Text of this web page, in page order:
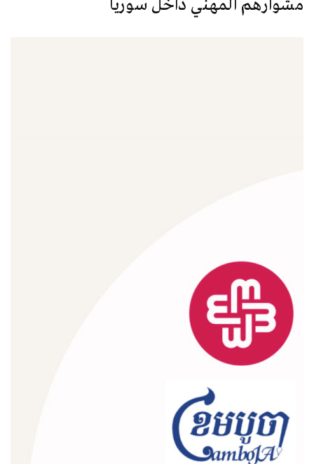
مشوارهم المهني داخل سوريا